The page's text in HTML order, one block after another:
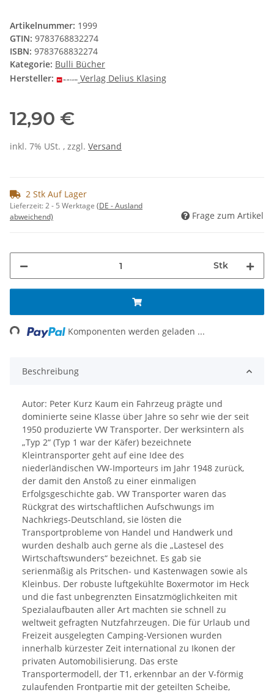
Artikelnummer: 1999
GTIN: 9783768832274
ISBN: 9783768832274
Kategorie: Bulli Bücher
Hersteller:
Verlag Delius Klasing
12,90 €
inkl. 7% USt. , zzgl. Versand
2 Stk Auf Lager
Lieferzeit:2 - 5 Werktage (DE - Ausland
abweichend)
Frage zum Artikel
Stk
Komponenten werden geladen ...
Beschreibung
Autor: Peter Kurz Kaum ein Fahrzeug prägte und
dominierte seine Klasse über Jahre so sehr wie der seit
1950 produzierte VW Transporter. Der werksintern als
„Typ 2“ (Typ 1 war der Käfer) bezeichnete
Kleintransporter geht auf eine Idee des
niederländischen VW-Importeurs im Jahr 1948 zurück,
der damit den Anstoß zu einer einmaligen
Erfolgsgeschichte gab. VW Transporter waren das
Rückgrat des wirtschaftlichen Aufschwungs im
Nachkriegs-Deutschland, sie lösten die
Transportprobleme von Handel und Handwerk und
wurden deshalb auch gerne als die „Lastesel des
Wirtschaftswunders“ bezeichnet. Es gab sie
serienmäßig als Pritschen- und Kastenwagen sowie als
Kleinbus. Der robuste luftgekühlte Boxermotor im Heck
und die fast unbegrenzten Einsatzmöglichkeiten mit
Spezialaufbauten aller Art machten sie schnell zu
weltweit gefragten Nutzfahrzeugen. Die für Urlaub und
Freizeit ausgelegten Camping-Versionen wurden
innerhalb kürzester Zeit international zu Ikonen der
privaten Automobilisierung. Das erste
Transportermodell, der T1, erkennbar an der V-förmig
zulaufenden Frontpartie mit der geteilten Scheibe,